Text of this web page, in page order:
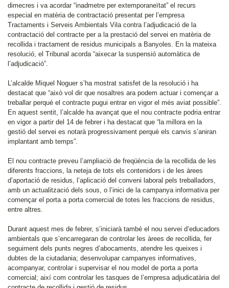
dimecres i va acordar “inadmetre per extemporaneïtat” el recurs
especial en matèria de contractació presentat per l’empresa
Tractaments i Serveis Ambientals Vila contra l’adjudicació de la
contractació del contracte per a la prestació del servei en matèria de
recollida i tractament de residus municipals a Banyoles. En la mateixa
resolució, el Tribunal acorda “aixecar la suspensió automàtica de
l’adjudicació”.
L’alcalde Miquel Noguer s’ha mostrat satisfet de la resolució i ha
destacat que “això vol dir que nosaltres ara podem actuar i començar a
treballar perquè el contracte pugui entrar en vigor el més aviat possible”.
En aquest sentit, l’alcalde ha avançat que el nou contracte podria entrar
en vigor a partir del 14 de febrer i ha destacat que “la millora en la
gestió del servei es notarà progressivament perquè els canvis s’aniran
implantant amb temps”.
El nou contracte preveu l’ampliació de freqüència de la recollida de les
diferents fraccions, la neteja de tots els contenidors i de les àrees
d’aportació de residus, l’aplicació del conveni laboral pels treballadors,
amb un actualització dels sous, o l’inici de la campanya informativa per
començar el porta a porta comercial de totes les fraccions de residus,
entre altres.
Durant aquest mes de febrer, s’iniciarà també el nou servei d’educadors
ambientals que s’encarregaran de controlar les àrees de recollida, fer
seguiment dels punts negres d’abocaments, atendre les queixes i
dubtes de la ciutadania; desenvolupar campanyes informatives,
acompanyar, controlar i supervisar el nou model de porta a porta
comercial; així com controlar les tasques de l’empresa adjudicatària del